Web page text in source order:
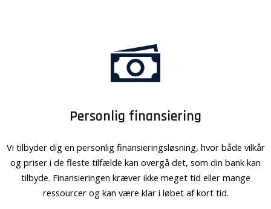
Personlig finansiering
Vi tilbyder dig en personlig finansieringsløsning, hvor både vilkår
og priser i de fleste tilfælde kan overgå det, som din bank kan
tilbyde. Finansieringen kræver ikke meget tid eller mange
ressourcer og kan være klar i løbet af kort tid.